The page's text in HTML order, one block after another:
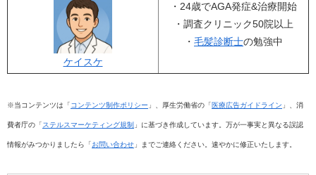
ケイスケ
・24歳でAGA発症&治療開始
・調査クリニック50院以上
・ 毛髪診断士の勉強中
※当コンテンツは「コンテンツ制作ポリシー 」、厚生労働省の「医療広告ガイドライン 」、消
費者庁の「ステルスマーケティング規制 」に基づき作成しています。万が一事実と異なる誤認
情報がみつかりましたら「お問い合わせ 」までご連絡ください。速やかに修正いたします。